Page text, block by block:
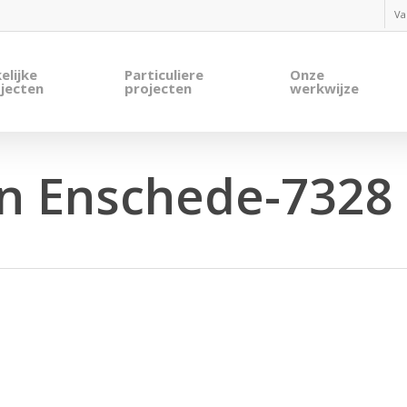
Particuliere
projecten
Onze
werkwijze
Enschede-7328